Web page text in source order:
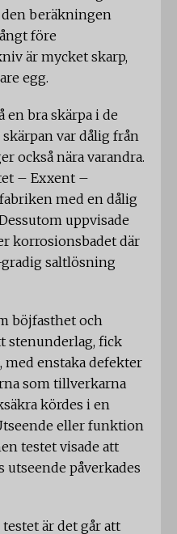
den beräkningen
före
är mycket skarp,
egg.
en bra skärpa i de
var dålig från
också nära varandra.
– Exxent –
med en dålig
uppvisade
korrosionsbadet där
saltlösning
böjfasthet och
stenunderlag, fick
enstaka defekter
som tillverkarna
kördes i en
eller funktion
testet visade att
utseende påverkades
är det går att